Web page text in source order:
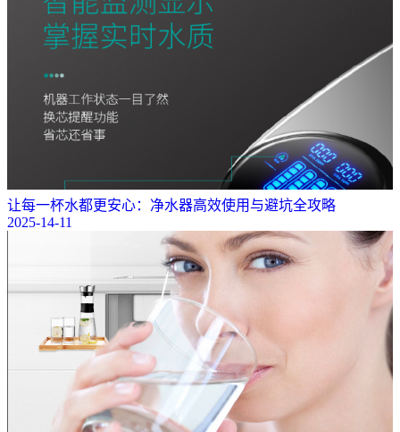
让每一杯水都更安心：净水器高效使用与避坑全攻略
2025-14-11